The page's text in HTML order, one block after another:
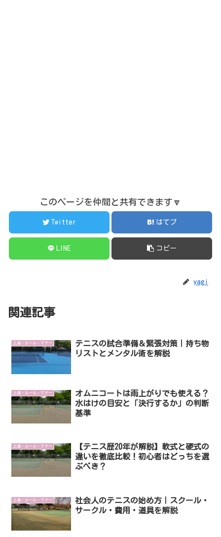
このページを仲間と共有できます🔽
Twitter はてブ
LINE コピー
yagi
関連記事
上達・ルール・マナー
テニスの試合準備＆緊張対策｜持ち物
リストとメンタル術を解説
上達・ルール・マナー
オムニコートは雨上がりでも使える？
水はけの目安と「決行するか」の判断
基準
上達・ルール・マナー
【テニス歴20年が解説】軟式と硬式の
違いを徹底比較！初心者はどっちを選
ぶべき？
上達・ルール・マナー
社会人のテニスの始め方｜スクール・
サークル・費用・道具を解説